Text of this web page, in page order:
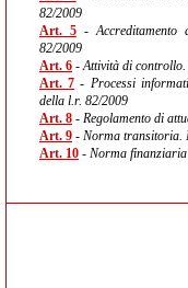
82/2009
Art. 5- Accreditamento
82/2009
Art. 6 - Attività di
Art. 7 - Processi
della l.r. 82/2009
Art. 8 - Regolamento di
Art. 9 - Norma transitoria.
Art. 10 - Norma finanziaria